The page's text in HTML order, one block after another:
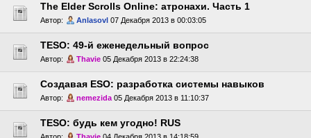
The Elder Scrolls Online: атронахи. Часть 1
Автор: Anlasovl 07 Декабря 2013 в 00:03:05
TESO: 49-й еженедельный вопрос
Автор: Thavie 05 Декабря 2013 в 22:24:38
Создавая ESO: разработка системы навыков
Автор: nemezida 05 Декабря 2013 в 11:10:37
TESO: будь кем угодно! RUS